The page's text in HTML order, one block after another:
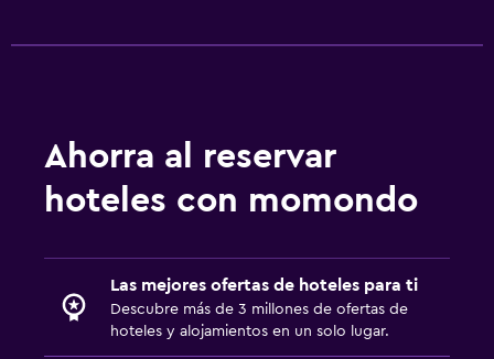
Ahorra al reservar
hoteles con momondo
Las mejores ofertas de hoteles para ti
Descubre más de 3 millones de ofertas de
hoteles y alojamientos en un solo lugar.